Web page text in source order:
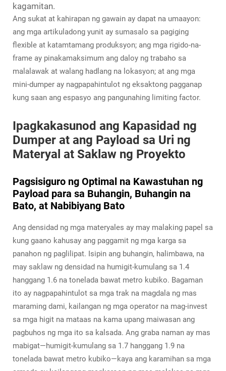
kagamitan.
Ang sukat at kahirapan ng gawain ay dapat na umaayon:
ang mga artikuladong yunit ay sumasalo sa pagiging
flexible at katamtamang produksyon; ang mga rigido-na-
frame ay pinakamaksimum ang daloy ng trabaho sa
malalawak at walang hadlang na lokasyon; at ang mga
mini-dumper ay nagpapahintulot ng eksaktong pagganap
kung saan ang espasyo ang pangunahing limiting factor.
Ipagkakasunod ang Kapasidad ng
Dumper at ang Payload sa Uri ng
Materyal at Saklaw ng Proyekto
Pagsisiguro ng Optimal na Kawastuhan ng
Payload para sa Buhangin, Buhangin na
Bato, at Nabibiyang Bato
Ang densidad ng mga materyales ay may malaking papel sa
kung gaano kahusay ang paggamit ng mga karga sa
panahon ng paglilipat. Isipin ang buhangin, halimbawa, na
may saklaw ng densidad na humigit-kumulang sa 1.4
hanggang 1.6 na tonelada bawat metro kubiko. Bagaman
ito ay nagpapahintulot sa mga trak na magdala ng mas
maraming dami, kailangan ng mga operator na mag-invest
sa mga higit na mataas na kama upang maiwasan ang
pagbuhos ng mga ito sa kalsada. Ang graba naman ay mas
mabigat—humigit-kumulang sa 1.7 hanggang 1.9 na
tonelada bawat metro kubiko—kaya ang karamihan sa mga